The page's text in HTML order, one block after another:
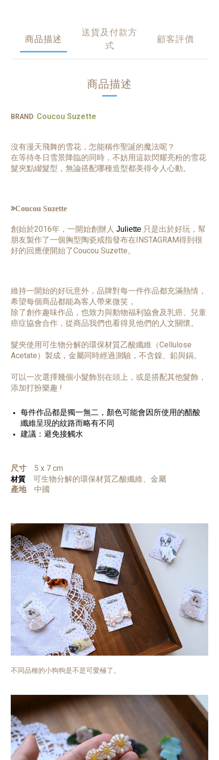
商品描述
送貨及付款方
式
顧客評價
商品描述
BRAND Coucou Suzette
沒有漫天飛舞的雪花，怎能稱作聖誕的魔法呢？
在等待冬日雪景降臨的同時，不妨用這款閃耀亮粉的雪花
髮夾點綴髮型，無論搭配哪種造型都美得令人心動。
Coucou Suzette
創始於2016年，一開始創辦人 Juliette 只是出於好玩，幫
朋友製作了一個胸型陶瓷戒指發布在INSTAGRAM得到很
好的回應便開始了Coucou Suzette。
維持一開始的好玩意外，品牌對每一件作品都充滿熱情，
希望每個商品都能為客人帶來微笑，
除了創作趣味作品，也致力與動物福利協會及乳癌、兒童
癌症協會合作，從商品我們也看得見他們的人文關懷。
髮夾使用可生物分解的環保材質乙酸纖維（Cellulose
Acetate）製成，金屬同時經過測驗，不含鎳、鉛與鎘。
可以一次選擇幾個小髮飾別在頭上，或是搭配其他髮飾，
添加打扮樂趣 !
每件作品都是獨一無二，顏色可能會因所使用的醋酸
纖維呈現的紋路而略有不同
建議：避免接觸水
尺寸 5 x 7 cm
材質 可生物分解的環保材質乙酸纖維、金屬
產地 中國
不同品種的小狗狗是不是可愛極了。